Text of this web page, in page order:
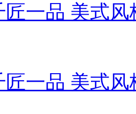
匠一品 美式
匠一品 美式